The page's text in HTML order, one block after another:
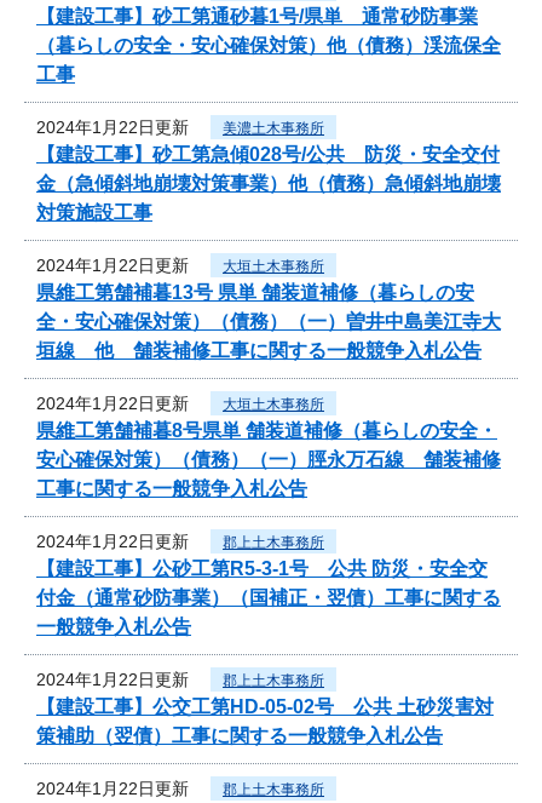
【建設工事】砂工第通砂暮1号/県単 通常砂防事業
（暮らしの安全・安心確保対策）他（債務）渓流保全
工事
2024年1月22日更新 美濃土木事務所
【建設工事】砂工第急傾028号/公共 防災・安全交付
金（急傾斜地崩壊対策事業）他（債務）急傾斜地崩壊
対策施設工事
2024年1月22日更新 大垣土木事務所
県維工第舗補暮13号 県単 舗装道補修（暮らしの安
全・安心確保対策）（債務）（一）曽井中島美江寺大
垣線 他 舗装補修工事に関する一般競争入札公告
2024年1月22日更新 大垣土木事務所
県維工第舗補暮8号県単 舗装道補修（暮らしの安全・
安心確保対策）（債務）（一）脛永万石線 舗装補修
工事に関する一般競争入札公告
2024年1月22日更新 郡上土木事務所
【建設工事】公砂工第R5-3-1号 公共 防災・安全交
付金（通常砂防事業）（国補正・翌債）工事に関する
一般競争入札公告
2024年1月22日更新 郡上土木事務所
【建設工事】公交工第HD-05-02号 公共 土砂災害対
策補助（翌債）工事に関する一般競争入札公告
2024年1月22日更新 郡上土木事務所